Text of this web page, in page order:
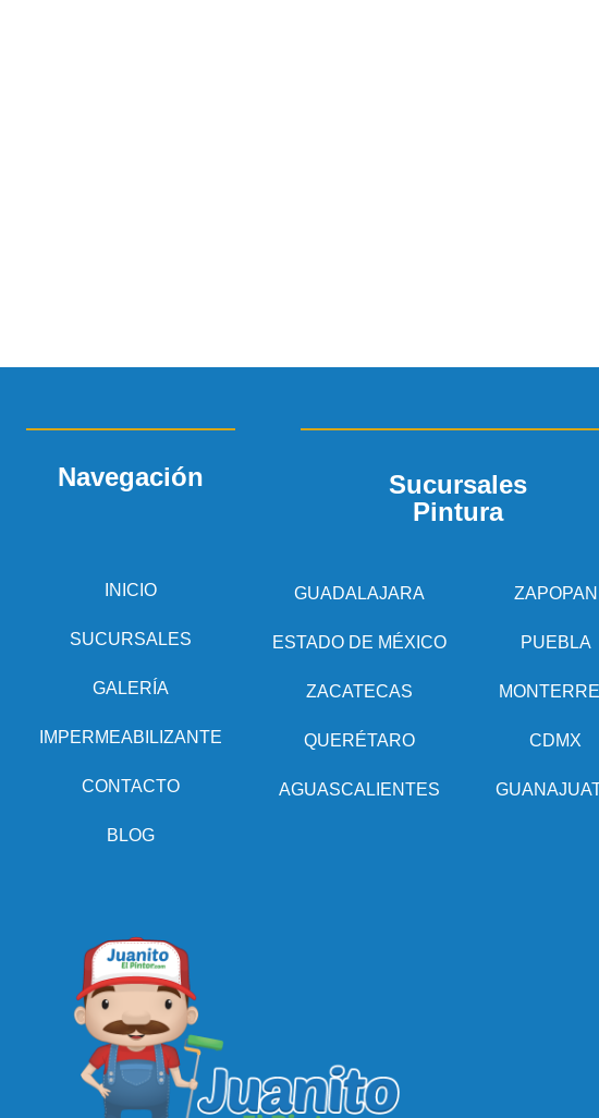
Navegación
INICIO
SUCURSALES
GALERÍA
IMPERMEABILIZANTE
CONTACTO
BLOG
Sucursales
Pintura
GUADALAJARA ZAPOPAN
ESTADO DE MÉXICO PUEBLA
ZACATECAS
QUERÉTARO CDMX
AGUASCALIENTES